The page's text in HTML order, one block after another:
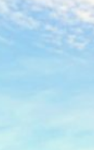
les
destinations